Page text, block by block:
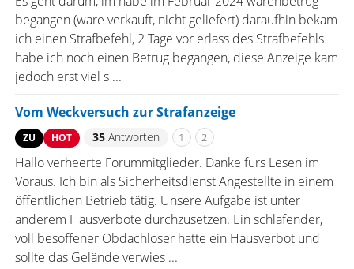
begangen (ware verkauft, nicht geliefert) daraufhin bekam
ich einen Strafbefehl, 2 Tage vor erlass des Strafbefehls
habe ich noch einen Betrug begangen, diese Anzeige kam
jedoch erst viel s ...
Vom Weckversuch zur Strafanzeige
ZU HOT 35Antworten 1 2
Hallo verheerte Forummitglieder. Danke fürs Lesen im
Voraus. Ich bin als Sicherheitsdienst Angestellte in einem
öffentlichen Betrieb tätig. Unsere Aufgabe ist unter
anderem Hausverbote durchzusetzen. Ein schlafender,
voll besoffener Obdachloser hatte ein Hausverbot und
sollte das Gelände verwies ...